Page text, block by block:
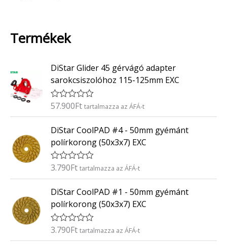
Termékek
DiStar Glider 45 gérvágó adapter
sarokcsiszolóhoz 115-125mm EXC
É
é
e
l
s
:
/
5
57.900Ft tartalmazza az ÁFÁ-t
DiStar CoolPAD #4 - 50mm gyémánt
polírkorong (50x3x7) EXC
É
é
e
l
é
s
:
3.790Ft tartalmazza az ÁFÁ-t
DiStar CoolPAD #1 - 50mm gyémánt
polírkorong (50x3x7) EXC
É
3.790Ft tartalmazza az ÁFÁ-t